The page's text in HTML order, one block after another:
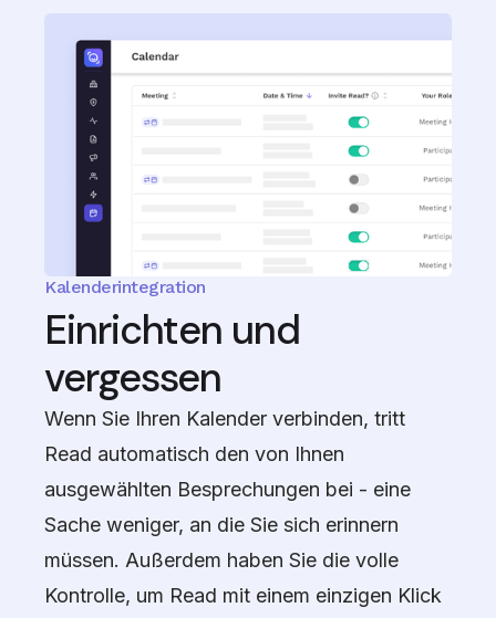
Kalenderintegration
Einrichten und
vergessen
Wenn Sie Ihren Kalender verbinden, tritt
Read automatisch den von Ihnen
ausgewählten Besprechungen bei - eine
Sache weniger, an die Sie sich erinnern
müssen. Außerdem haben Sie die volle
Kontrolle, um Read mit einem einzigen Klick